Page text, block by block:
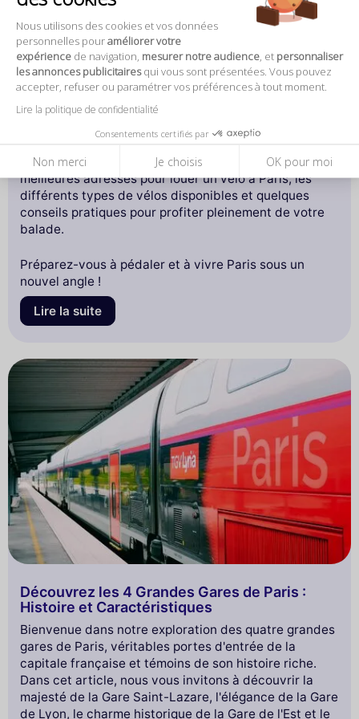
Nous utilisons des cookies et vos données
personnelles pouraméliorer votre
expérience de navigation, mesurer notre audience , et personnaliser
les annonces publicitairesqui vous sont présentées. Vous pouvez
accepter, refuser ou paramétrer vos préférences à tout moment.
Lire la politique de confidentialité
Consentements certifiés par
Non merci Je choisis OK pour moi
Où louer un vélo à Paris pour explorer la ville
facilement ?
Paris, la ville des lumières, est un véritable joyau à
explorer, et quoi de mieux qu'un vélo pour découvrir
Dans cet article, nous vous guiderons à travers les
meilleures adresses pour louer un vélo à Paris, les
différents types de vélos disponibles et quelques
conseils pratiques pour profiter pleinement de votre
balade.
Préparez-vous à pédaler et à vivre Paris sous un
nouvel angle !
Lire la suite
Découvrez les 4 Grandes Gares de Paris :
Histoire et Caractéristiques
Bienvenue dans notre exploration des quatre grandes
gares de Paris, véritables portes d'entrée de la
capitale française et témoins de son histoire riche.
Dans cet article, nous vous invitons à découvrir la
majesté de la Gare Saint-Lazare, l'élégance de la Gare
de Lyon, le charme historique de la Gare de l'Est et le